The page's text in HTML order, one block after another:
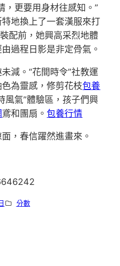
，更要用身材往感知。”
地換上了一套漢服來打
配前，她興高采烈地體
由過程日影是非定骨氣。
減。“花間時令”社教運
為靈感，修剪花枝包養
風氣”體驗區，孩子們興
鳶和團扇。包養行情
，春信躍然進畫來。
分數